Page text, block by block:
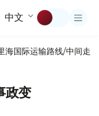
中文
海国际运输路线/中间走廊
政变